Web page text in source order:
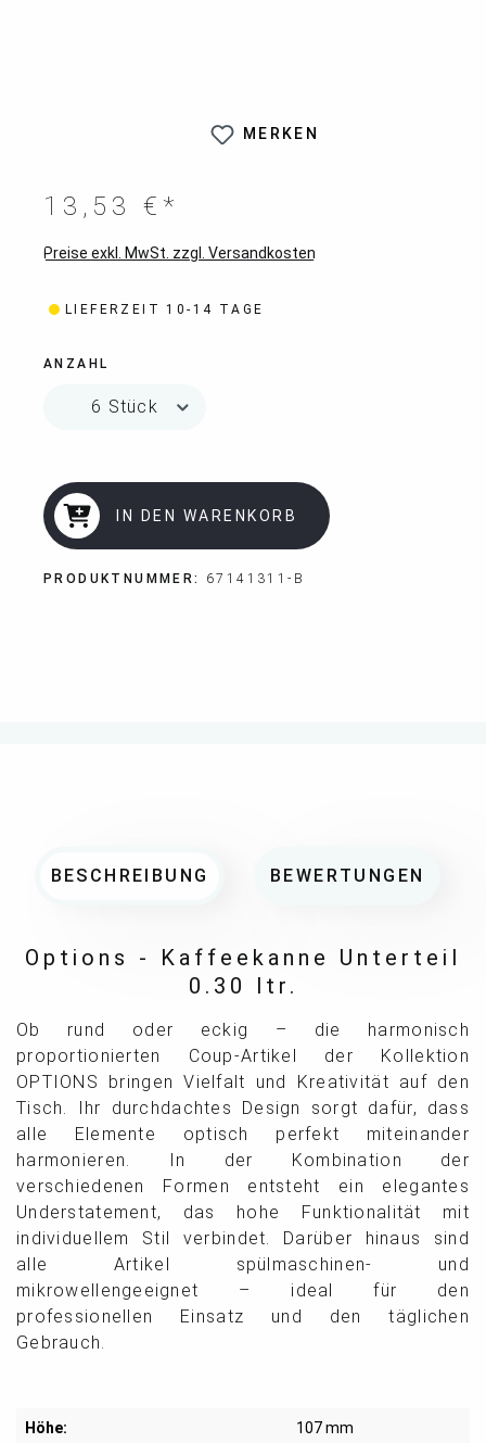
MERKEN
13,53 €*
Preise exkl. MwSt. zzgl. Versandkosten
LIEFERZEIT 10-14 TAGE
ANZAHL
IN DEN WARENKORB
PRODUKTNUMMER: 67141311-B
BESCHREIBUNG BEWERTUNGEN
Options - Kaffeekanne Unterteil
0.30 ltr.
Ob rund oder eckig – die harmonisch
proportionierten Coup-Artikel der Kollektion
OPTIONS bringen Vielfalt und Kreativität auf den
Tisch. Ihr durchdachtes Design sorgt dafür, dass
alle Elemente optisch perfekt miteinander
harmonieren. In der Kombination der
verschiedenen Formen entsteht ein elegantes
Understatement, das hohe Funktionalität mit
individuellem Stil verbindet. Darüber hinaus sind
alle Artikel spülmaschinen- und
mikrowellengeeignet – ideal für den
professionellen Einsatz und den täglichen
Gebrauch.
Höhe: 107 mm